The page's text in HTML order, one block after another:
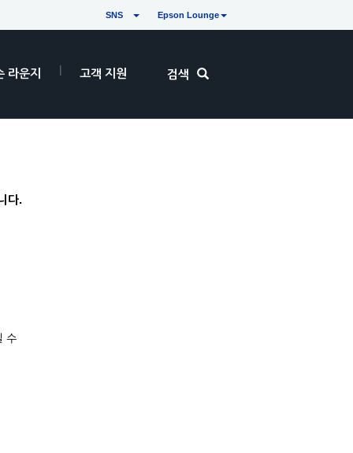
SNS Epson Lounge
라운지 고객 지원 검색
다.
수